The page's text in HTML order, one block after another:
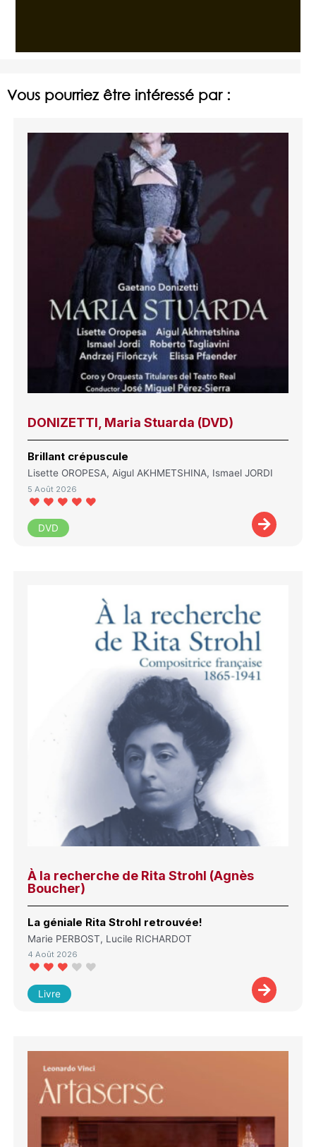
Vous pourriez être intéressé par :
DONIZETTI, Maria Stuarda (DVD)
Brillant crépuscule
Lisette OROPESA, Aigul AKHMETSHINA, Ismael JORDI
5 Août 2026
DVD
À la recherche de Rita Strohl (Agnès
Boucher)
La géniale Rita Strohl retrouvée!
Marie PERBOST, Lucile RICHARDOT
4 Août 2026
Livre